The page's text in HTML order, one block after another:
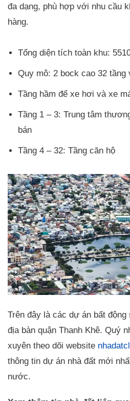
đa dạng, phù hợp với nhu cầu
hàng.
Tổng diện tích toàn khu:
Quy mô: 2 bock cao 32 tầng
Tầng hầm để xe hơi và xe
Tầng 1 – 3: Trung tâm
bán
Tầng 4 – 32: Tầng căn hộ
Trên đây là các dự án bất
địa bàn quận Thanh Khê. Quý
xuyên theo dõi website
thông tin dự án nhà đất mới
nước.